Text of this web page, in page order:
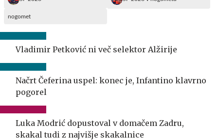
nogomet
Vladimir Petković ni več selektor Alžirije
Načrt Čeferina uspel: konec je, Infantino klavrno
pogorel
Luka Modrić dopustoval v domačem Zadru,
skakal tudi z najvišje skakalnice